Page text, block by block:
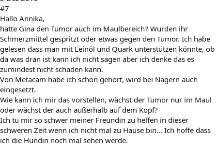
#7
Hallo Annika,
hatte Gina den Tumor auch im Maulbereich? Wurden ihr
Schmerzmittel gespritzt oder etwas gegen den Tumor. Ich habe
gelesen dass man mit Leinöl und Quark unterstützen könnte, ob
da was dran ist kann ich nicht sagen aber ich denke das es
zumindest nicht schaden kann.
Von Metacam habe ich schon gehört, wird bei Nagern auch
eingesetzt.
Wie kann ich mir das vorstellen, wächst der Tumor nur im Maul
oder wächst der auch außerhalb auf dem Kopf?
Ich tu mir so schwer meiner Freundin zu helfen in dieser
schweren Zeit wenn ich nicht mal zu Hause bin... Ich hoffe dass
ich die Hündin noch mal sehen werde.